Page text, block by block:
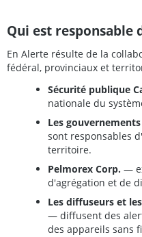
Qui est responsable
En Alerte résulte de la
fédéral, provinciaux et
Sécurité publique
nationale du
Les
sont responsables
territoire.
Pelmorex Corp. —
d'agrégation et de
Les diffuseurs et
— diffusent des
des appareils sans